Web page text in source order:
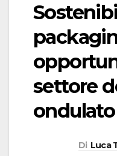
settore
ondulato
Di Luca